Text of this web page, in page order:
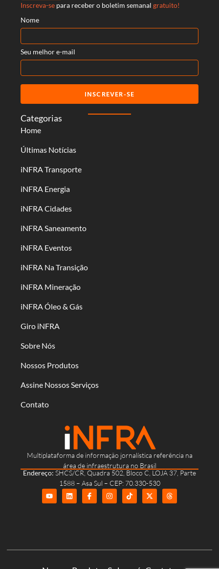
Multiplataforma de informação jornalística referência na
área de infraestrutura no Brasil
Endereço: SHCS/CR, Quadra 502, Bloco C, LOJA 37, Parte
1588 – Asa Sul – CEP: 70.330-530
Categorias
Home
Últimas Notícias
iNFRA Transporte
iNFRA Energia
iNFRA Cidades
iNFRA Saneamento
iNFRA Eventos
iNFRA Na Transição
iNFRA Mineração
iNFRA Óleo & Gás
Giro iNFRA
Sobre Nós
Nossos Produtos
Assine Nossos Serviços
Contato
Inscreva-se para receber o boletim semanal gratuito!
Nome
Seu melhor e-mail
INSCREVER-SE